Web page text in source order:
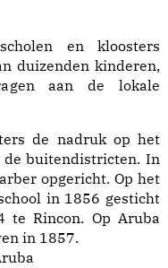
en kloosters
duizenden kinderen,
aan de lokale
de nadruk op het
buitendistricten. In
opgericht. Op het
in 1856 gesticht
te Rincon. Op Aruba
in 1857.